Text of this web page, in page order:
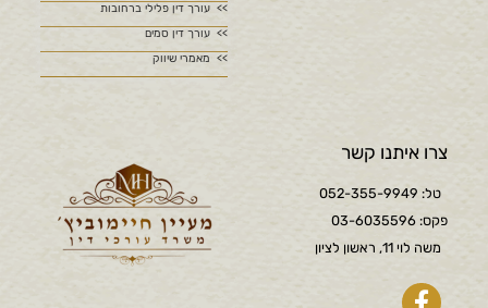
עורך דין פלילי ברחובות
עורך דין סמים
מאמרי שיווק
צרו איתנו קשר
טל: 052-355-9949
פקס: 03-6035596
משה לוי 11, ראשון לציון